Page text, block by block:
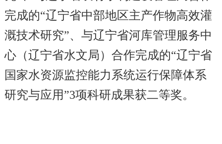
完成的“辽宁省中部地区主产作物高效灌
溉技术研究”、与辽宁省河库管理服务中
心（辽宁省水文局）合作完成的“辽宁省
国家水资源监控能力系统运行保障体系
研究与应用”3项科研成果获二等奖。